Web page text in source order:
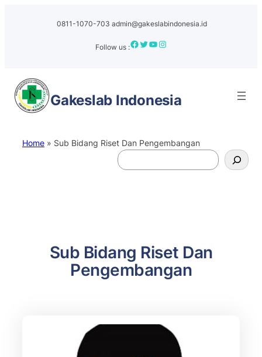
0811-1070-703 admin@gakeslabindonesia.id
Follow us :Facebook Twitter YouTube Instagram
Gakeslab Indonesia
Home » Sub Bidang Riset Dan Pengembangan
S
e
Sub Bidang Riset Dan
Pengembangan